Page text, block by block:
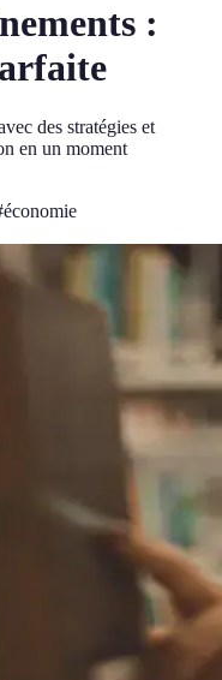
:
des stratégies et
en un moment
économie